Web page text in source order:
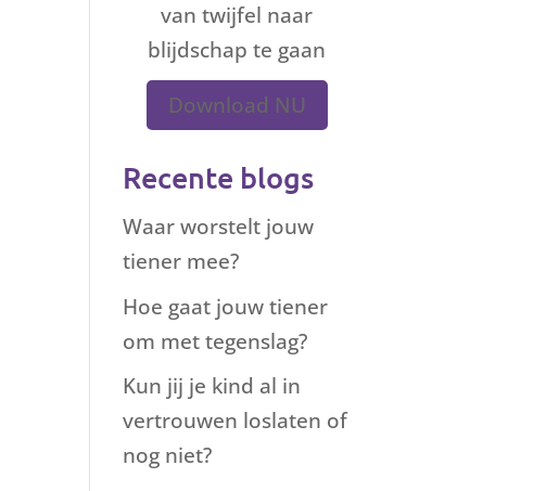
van twijfel naar
blijdschap te gaan
Download NU
Recente blogs
Waar worstelt jouw
tiener mee?
Hoe gaat jouw tiener
om met tegenslag?
Kun jij je kind al in
vertrouwen loslaten of
nog niet?